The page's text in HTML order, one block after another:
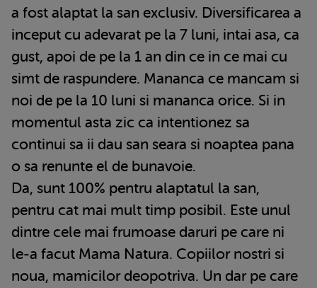
a fost alaptat la san exclusiv. Diversificarea a
inceput cu adevarat pe la 7 luni, intai asa, ca
gust, apoi de pe la 1 an din ce in ce mai cu
simt de raspundere. Mananca ce mancam si
noi de pe la 10 luni si mananca orice. Si in
momentul asta zic ca intentionez sa
continui sa ii dau san seara si noaptea pana
o sa renunte el de bunavoie.
Da, sunt 100% pentru alaptatul la san,
pentru cat mai mult timp posibil. Este unul
dintre cele mai frumoase daruri pe care ni
le-a facut Mama Natura. Copiilor nostri si
noua, mamicilor deopotriva. Un dar pe care